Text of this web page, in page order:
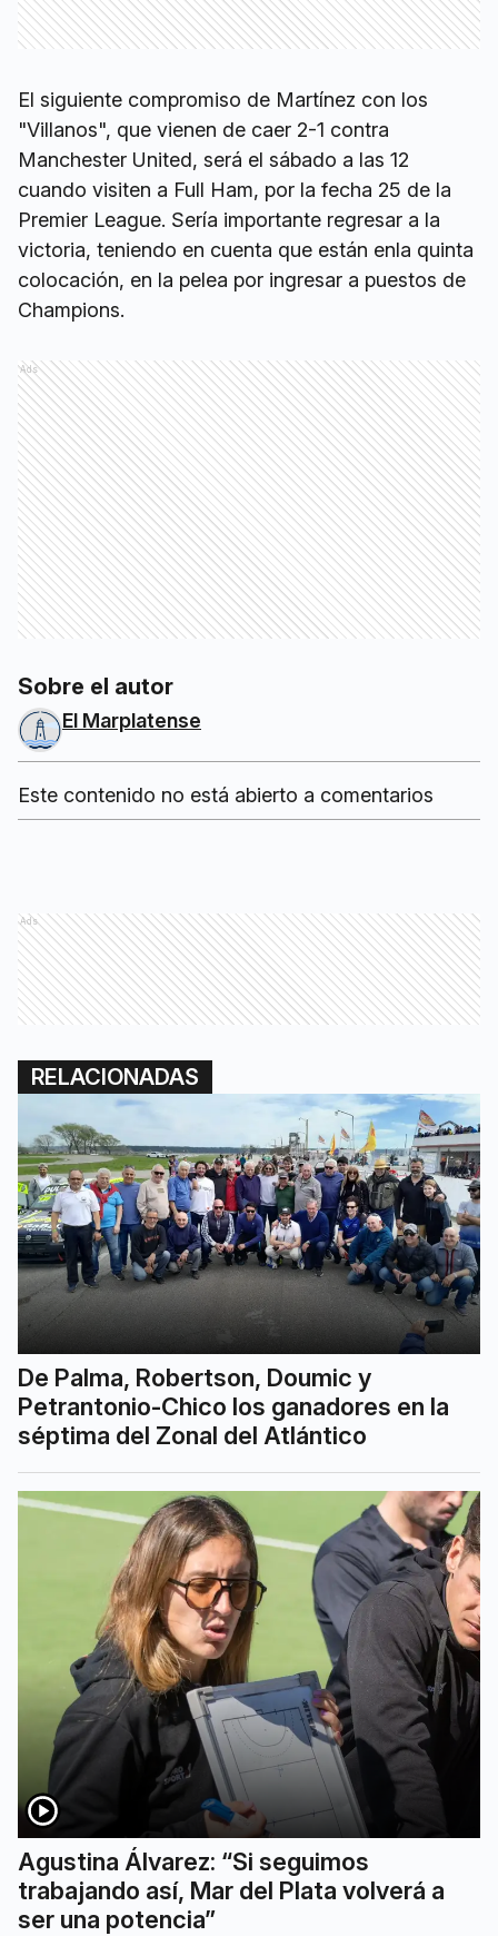
El siguiente compromiso de Martínez con los
"Villanos", que vienen de caer 2-1 contra
Manchester United, será el sábado a las 12
cuando visiten a Full Ham, por la fecha 25 de la
Premier League. Sería importante regresar a la
victoria, teniendo en cuenta que están enla quinta
colocación, en la pelea por ingresar a puestos de
Champions.
Ads
Sobre el autor
El Marplatense
Este contenido no está abierto a comentarios
Ads
RELACIONADAS
De Palma, Robertson, Doumic y
Petrantonio-Chico los ganadores en la
séptima del Zonal del Atlántico
Agustina Álvarez: “Si seguimos
trabajando así, Mar del Plata volverá a
ser una potencia”